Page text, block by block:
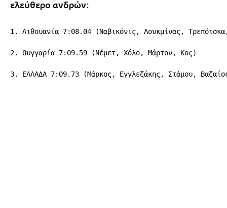
ελεύθερο ανδρών:
1. Λιθουανία 7:08.04 (Ναβικόνις, Λουκμίνας,
2. Ουγγαρία 7:09.59 (Νέμετ, Χόλο, Μάρτον, Κος)
3. ΕΛΛΑΔΑ 7:09.73 (Μάρκος, Εγγλεζάκης, Στάμου,